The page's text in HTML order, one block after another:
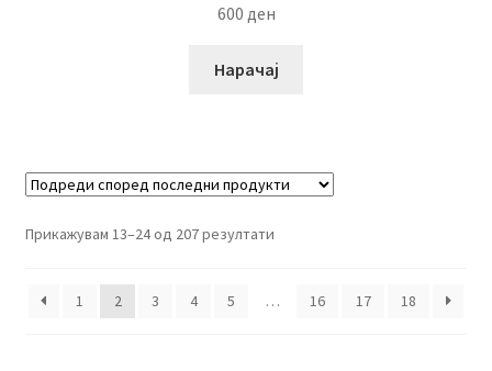
600 ден
Нарачај
Прикажувам 13–24 од 207 резултати
1 2 3 4 5 … 16 17 18